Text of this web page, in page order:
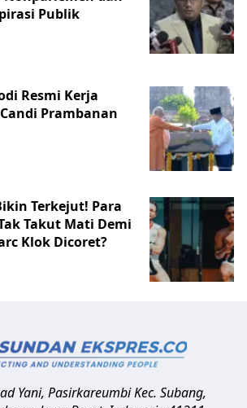
Publik
Resmi Kerja
Prambanan
Terkejut! Para
Takut Mati Demi
Klok Dicoret?
Yani, Pasirkareumbi Kec. Subang,